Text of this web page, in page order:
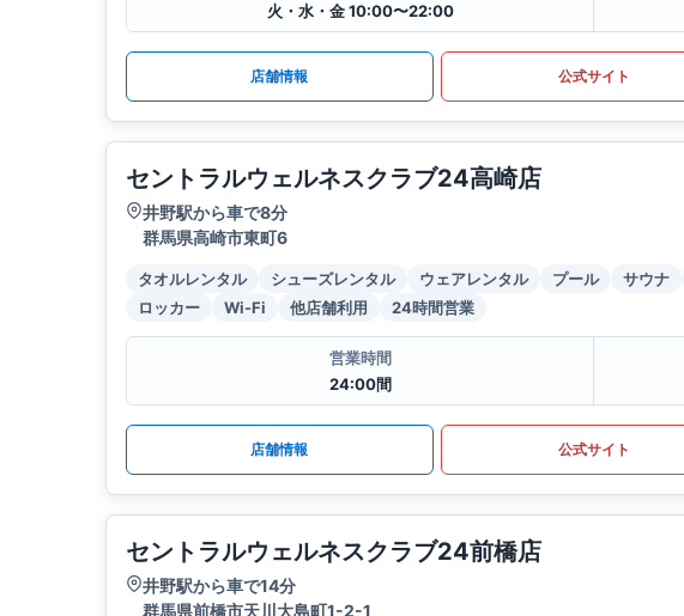
火・水・金 10:00〜22:00
店舗情報 公式サイト
セントラルウェルネスクラブ24高崎店
井野駅から車で8分
群馬県高崎市東町6
タオルレンタル シューズレンタル ウェアレンタル プール サウナ
ロッカー
Wi-Fi 他店舗利用 24時間営業
営業時間
24:00間
店舗情報 公式サイト
セントラルウェルネスクラブ24前橋店
井野駅から車で14分
群馬県前橋市天川大島町1-2-1